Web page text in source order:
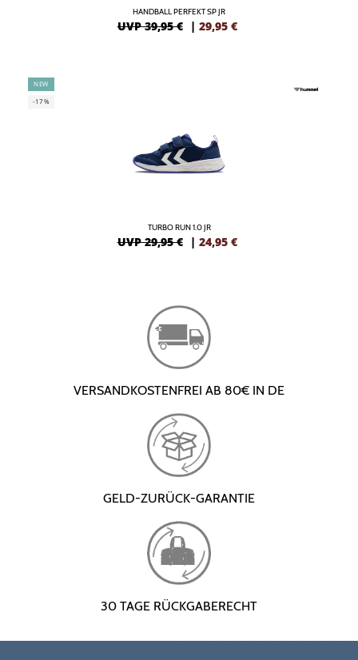
HANDBALL PERFEKT SP JR
UVP 39,95 € | 29,95 €
NEW
-17%
TURBO RUN 1.0 JR
UVP 29,95 € | 24,95 €
VERSANDKOSTENFREI AB 80€ IN DE
GELD-ZURÜCK-GARANTIE
30 TAGE RÜCKGABERECHT